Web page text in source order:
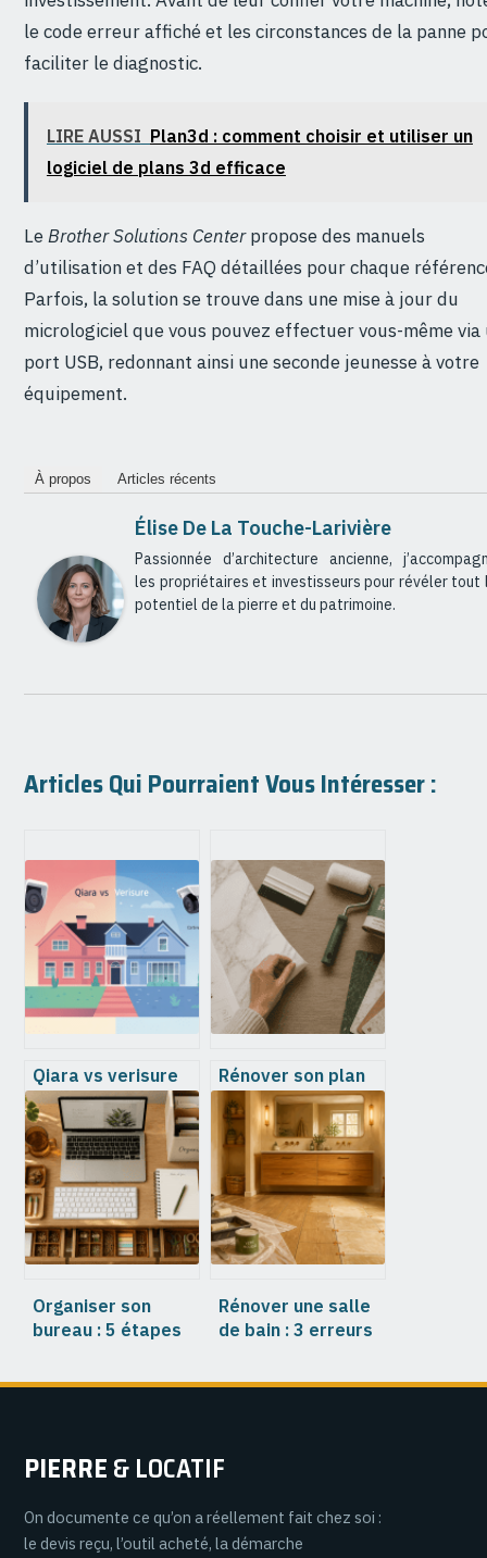
le code erreur affiché et les circonstances de la panne
faciliter le diagnostic.
LIRE AUSSI Plan3d : comment choisir et utiliser un
logiciel de plans 3d efficace
Le Brother Solutions Centerpropose des manuels
d’utilisation et des FAQ détaillées pour chaque
Parfois, la solution se trouve dans une mise à jour du
micrologiciel que vous pouvez effectuer vous-même via
port USB, redonnant ainsi une seconde jeunesse à votre
équipement.
À propos Articles récents
Élise De La Touche-Larivière
Passionnée d’architecture ancienne,
les propriétaires et investisseurs pour révéler tout
potentiel de la pierre et du patrimoine.
Articles Qui Pourraient Vous Intéresser :
Qiara vs verisure
quelle alarme
choisir pour
protéger votre
maison
Rénover son plan
de travail : 4
solutions pour
transformer sa
cuisine sans
travaux lourds
Organiser son
bureau : 5 étapes
de productivité au
Rénover une salle
de bain : 3 erreurs
planning complet
PIERRE& LOCATIF
On documente ce qu’on a réellement fait chez soi :
le devis reçu, l’outil acheté, la démarche